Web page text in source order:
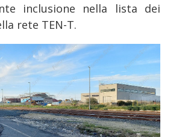
inclusione nella lista dei
rete TEN-T.